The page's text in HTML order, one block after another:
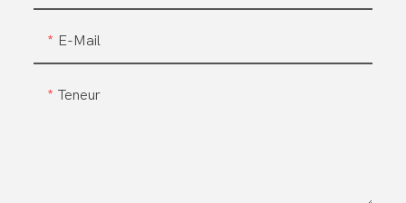
E-Mail
Teneur